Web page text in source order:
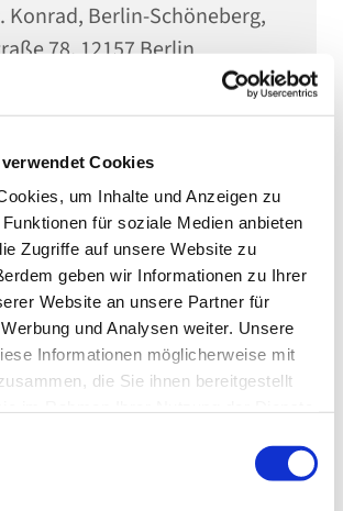
Cookies
um Inhalte und Anzeigen zu
für soziale Medien anbieten
Zugriffe auf unsere Website zu
geben wir Informationen zu Ihrer
Website an unsere Partner für
und Analysen weiter. Unsere
Informationen möglicherweise mit
die Sie ihnen bereitgestellt
Konrad, Berlin-Schöneberg,
78, 12157 Berlin